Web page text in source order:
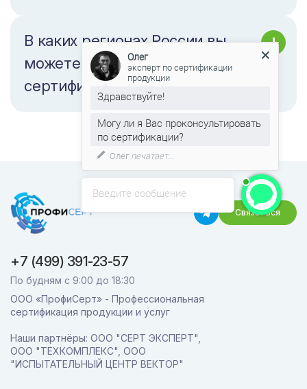
В каких регионах России вы
можете провести
сертификацию коробок?
+7 (499) 391-23-57
По будням с 9:00 до 18:30
ООО «ПрофиСерт» - Профессиональная
сертификация продукции и услуг
Наши партнёры: ООО "СЕРТ ЭКСПЕРТ",
ООО "ТЕХКОМПЛЕКС", ООО
"ИСПЫТАТЕЛЬНЫЙ ЦЕНТР ВЕКТОР"
Связаться
Введите сообщение
Олег
эксперт по сертификации
продукции
Здравствуйте!
Могу ли я Вас проконсультировать
по сертификации?
Олегпечатает...